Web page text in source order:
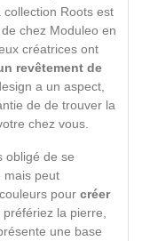
Roots est
chez Moduleo en
créatrices ont
revêtement de
a un aspect,
de de trouver la
chez vous.
obligé de se
mais peut
pour créer
la pierre,
une base